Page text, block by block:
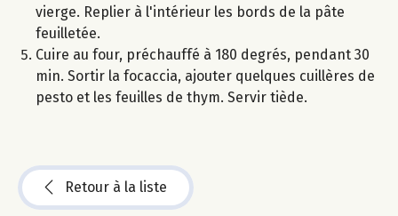
vierge. Replier à l'intérieur les bords de la pâte
feuilletée.
Cuire au four, préchauffé à 180 degrés, pendant 30
min. Sortir la focaccia, ajouter quelques cuillères de
pesto et les feuilles de thym. Servir tiède.
Retour à la liste